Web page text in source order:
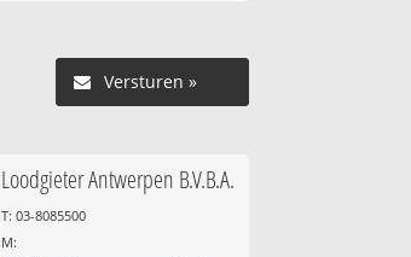
Versturen »
Loodgieter Antwerpen B.V.B.A.
T: 03-8085500
M: